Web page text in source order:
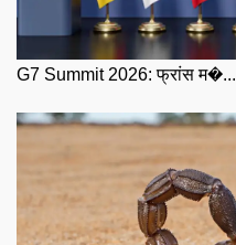
G7 Summit 2026: फ्रांस म�...